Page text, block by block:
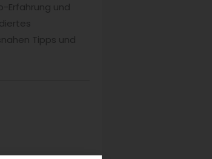
Erfahrung und
Tipps und